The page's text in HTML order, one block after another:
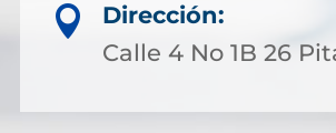

Dirección:
Calle 4 No 1B 26